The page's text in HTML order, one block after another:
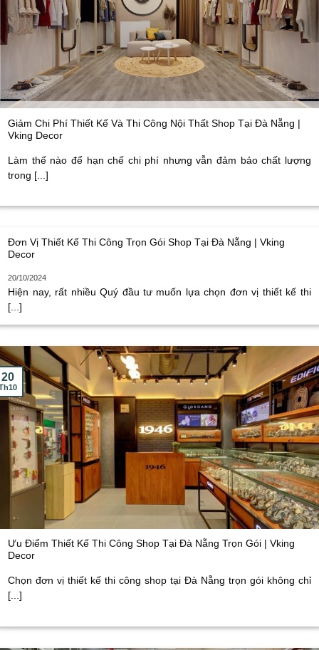
Giảm Chi Phí Thiết Kế Và Thi Công Nội Thất Shop Tại Đà Nẵng |
Vking Decor
Làm thế nào để hạn chế chi phí nhưng vẫn đảm bảo chất lượng
trong [...]
Đơn Vị Thiết Kế Thi Công Trọn Gói Shop Tại Đà Nẵng | Vking
Decor
20/10/2024
Hiện nay, rất nhiều Quý đầu tư muốn lựa chọn đơn vị thiết kế thi
[...]
Ưu Điểm Thiết Kế Thi Công Shop Tại Đà Nẵng Trọn Gói | Vking
Decor
Chọn đơn vị thiết kế thi công shop tại Đà Nẵng trọn gói không chỉ
[...]
20